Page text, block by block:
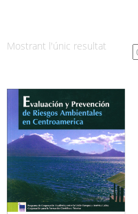
Mostrant l'únic resultat